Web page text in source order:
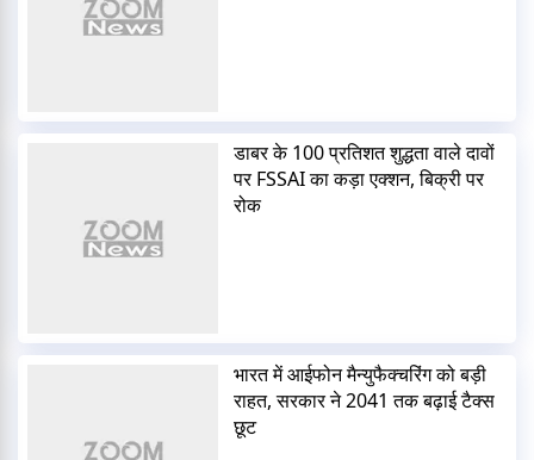
डाबर के 100 प्रतिशत शुद्धता वाले दावों
पर FSSAI का कड़ा एक्शन, बिक्री पर
रोक
भारत में आईफोन मैन्युफैक्चरिंग को बड़ी
राहत, सरकार ने 2041 तक बढ़ाई टैक्स
छूट